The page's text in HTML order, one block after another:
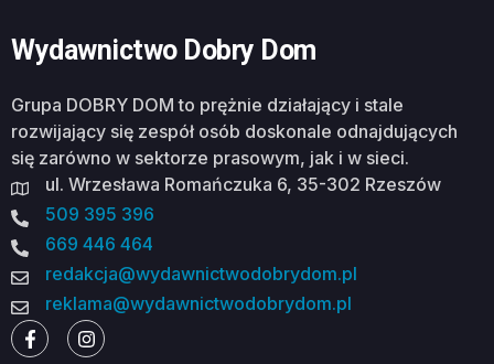
Wydawnictwo Dobry Dom
Grupa DOBRY DOM to prężnie działający i stale
rozwijający się zespół osób doskonale odnajdujących
się zarówno w sektorze prasowym, jak i w sieci.
ul. Wrzesława Romańczuka 6, 35-302 Rzeszów
509 395 396
669 446 464
redakcja@wydawnictwodobrydom.pl
reklama@wydawnictwodobrydom.pl